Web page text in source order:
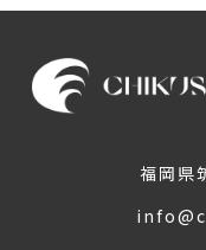
福岡県